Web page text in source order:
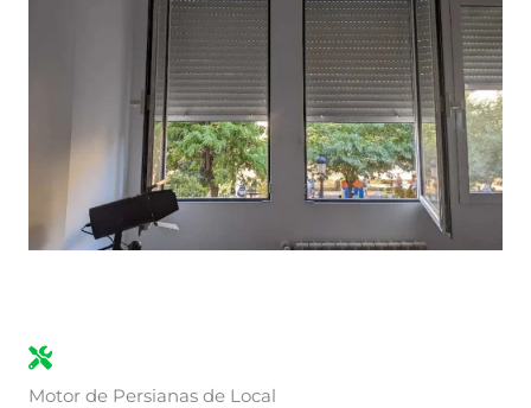
Motor de Persianas de Local